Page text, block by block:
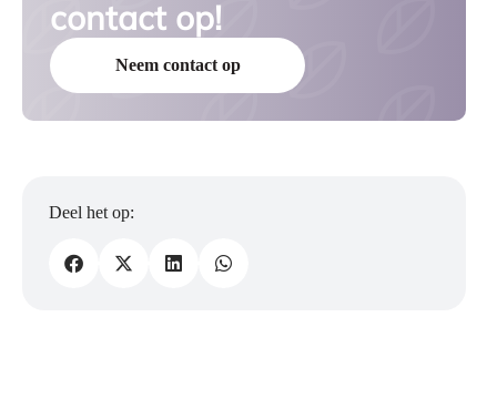
contact op!
Neem contact op